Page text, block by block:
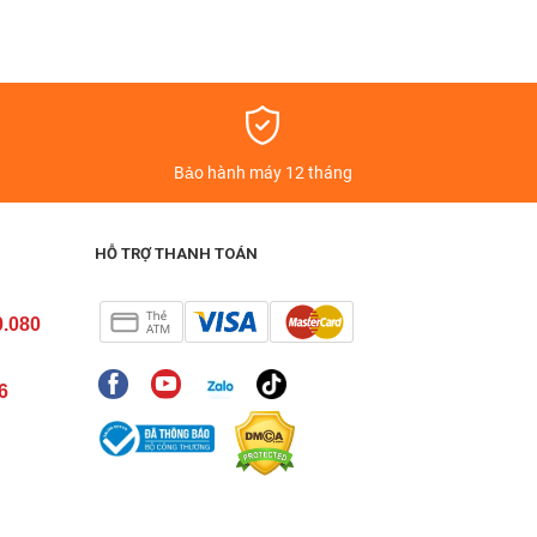
miễn phí,...
video call ngay khi không có WIFI. Ngoài ra
Bảo hành máy 12 tháng
HỖ TRỢ THANH TOÁN